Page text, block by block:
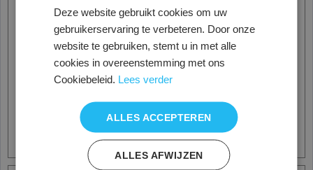
Score Medical 6321
stoel, Ergo shape zitting
en band rugleuning
598.00
excl. BTW
Informatie - Bestellen
Score Medical 6211
stoel, Ronde zitting en
ovale rugleuning
excl. BTW
Informatie - Bestellen
Deze website gebruikt cookies om uw
gebruikerservaring te verbeteren. Door onze
website te gebruiken, stemt u in met alle
cookies in overeenstemming met ons
Cookiebeleid. Lees verder
ALLES ACCEPTEREN
ALLES AFWIJZEN